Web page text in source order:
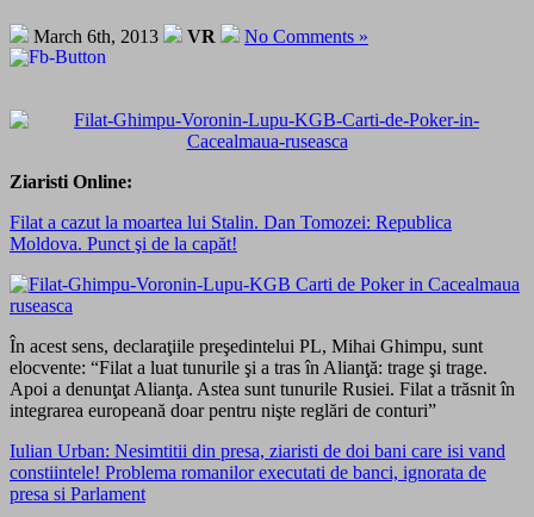
March 6th, 2013 VR No Comments »
Ziaristi Online:
Filat a cazut la moartea lui Stalin. Dan Tomozei: Republica
Moldova. Punct şi de la capăt!
În acest sens, declaraţiile preşedintelui PL, Mihai Ghimpu, sunt
elocvente: “Filat a luat tunurile şi a tras în Alianţă: trage şi trage.
Apoi a denunţat Alianţa. Astea sunt tunurile Rusiei. Filat a trăsnit în
integrarea europeană doar pentru nişte reglări de conturi”
Iulian Urban: Nesimtitii din presa, ziaristi de doi bani care isi vand
constiintele! Problema romanilor executati de banci, ignorata de
presa si Parlament